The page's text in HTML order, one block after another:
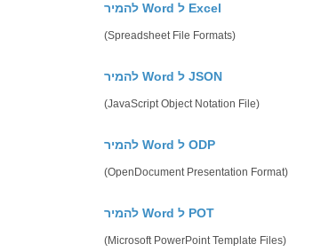
להמיר Word ל Excel
(Spreadsheet File Formats)
להמיר Word ל JSON
(JavaScript Object Notation File)
להמיר Word ל ODP
(OpenDocument Presentation Format)
להמיר Word ל POT
(Microsoft PowerPoint Template Files)